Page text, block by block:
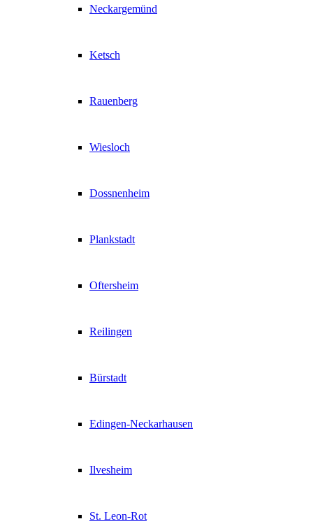
Neckargemünd
Ketsch
Rauenberg
Wiesloch
Dossnenheim
Plankstadt
Oftersheim
Reilingen
Bürstadt
Edingen-Neckarhausen
Ilvesheim
St. Leon-Rot